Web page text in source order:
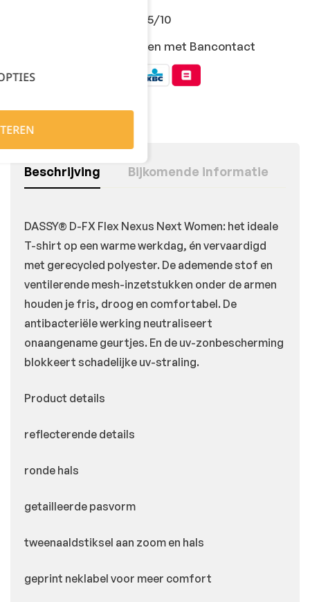
Klanten geven ons 9,5/10
Veilig online afrekenen met Bancontact
Beschrijving Bijkomende informatie
DASSY® D-FX Flex Nexus Next Women: het ideale
T-shirt op een warme werkdag, én vervaardigd
met gerecycled polyester. De ademende stof en
ventilerende mesh-inzetstukken onder de armen
houden je fris, droog en comfortabel. De
antibacteriële werking neutraliseert
onaangename geurtjes. En de uv-zonbescherming
blokkeert schadelijke uv-straling.
Product details
reflecterende details
ronde hals
getailleerde pasvorm
tweenaaldstiksel aan zoom en hals
geprint neklabel voor meer comfort